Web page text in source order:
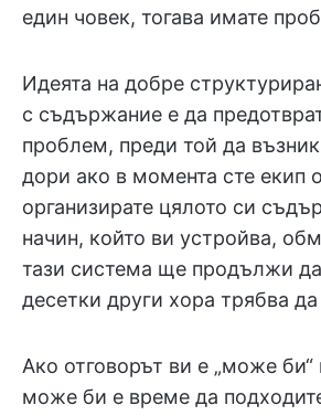
един човек, тогава имате
Идеята на добре
с съдържание е да
проблем, преди той да
дори ако в момента сте екип
организирате цялото си
начин, който ви устройва,
тази система ще продължи да
десетки други хора трябва да
Ако отговорът ви е „може би“
може би е време да